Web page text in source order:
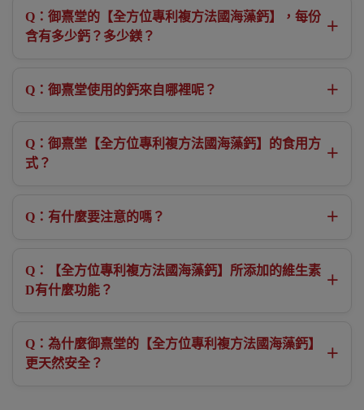
Q：御熹堂的【全方位專利複方法國海藻鈣】，每份
含有多少鈣？多少鎂？
＋
Q：御熹堂使用的鈣來自哪裡呢？ ＋
Q：御熹堂【全方位專利複方法國海藻鈣】的食用方
式？
＋
Q：有什麼要注意的嗎？ ＋
Q：【全方位專利複方法國海藻鈣】所添加的維生素
D有什麼功能？
＋
Q：為什麼御熹堂的【全方位專利複方法國海藻鈣】
更天然安全？
＋